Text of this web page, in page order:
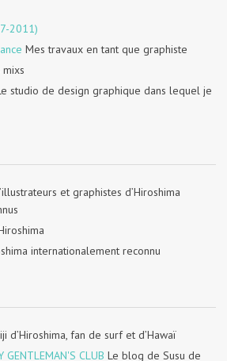
2011)
Mes travaux en tant que graphiste
studio de design graphique dans lequel je
et graphistes d’Hiroshima
internationalement reconnu
d’Hiroshima, fan de surf et d’Hawaï
GENTLEMAN'S CLUB Le blog de Susu de